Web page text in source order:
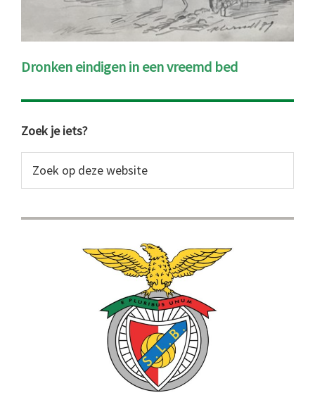
Dronken eindigen in een vreemd bed
Primaire
Sidebar
Zoek je iets?
op
website